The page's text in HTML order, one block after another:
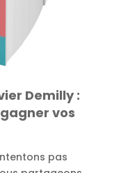
Demilly :
vos
pas